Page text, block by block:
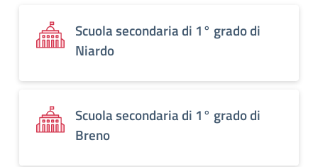
Scuola secondaria di 1° grado di
Niardo
Scuola secondaria di 1° grado di
Breno